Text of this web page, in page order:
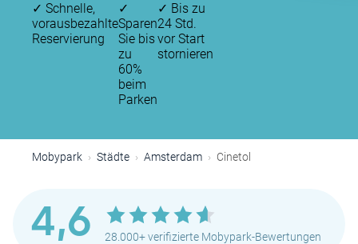
✓ Schnelle,
vorausbezahlte
Reservierung
✓
Sparen
Sie bis
zu
60%
beim
Parken
✓ Bis zu
24 Std.
vor Start
stornieren
Mobypark Städte Amsterdam Cinetol
4,6 28.000+ verifizierte Mobypark-Bewertungen
PP